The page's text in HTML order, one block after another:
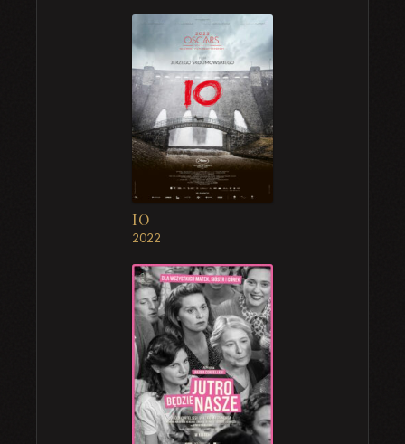
IO
2022